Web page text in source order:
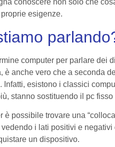
conoscere non solo che
esigenze.
computer per parlare dei
è anche vero che a seconda
esistono i classici
stanno sostituendo il pc
è possibile trovare una
i lati positivi e
un dispositivo.